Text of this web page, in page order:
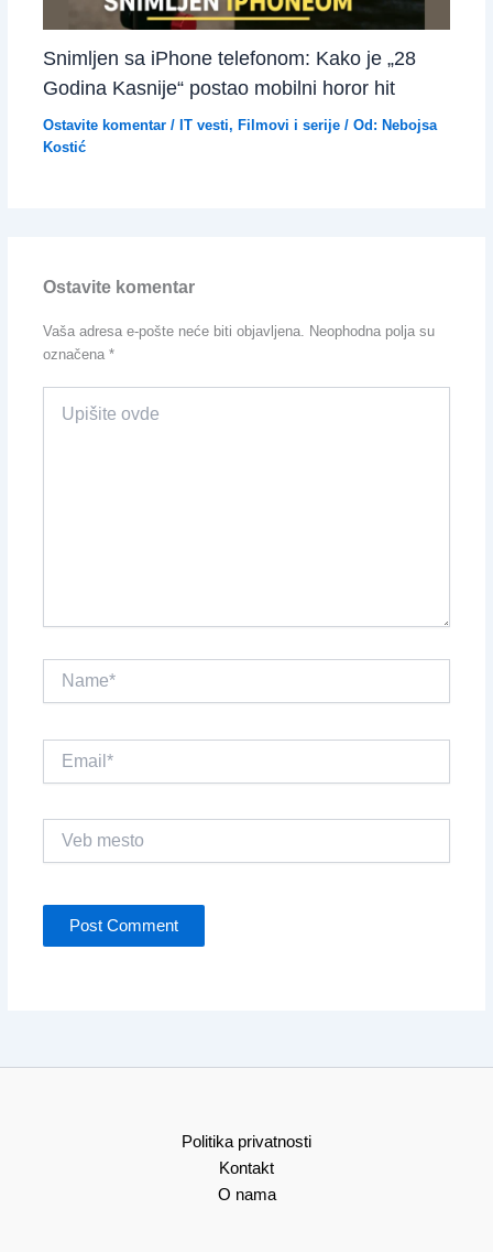
Snimljen sa iPhone telefonom: Kako je „28
Godina Kasnije“ postao mobilni horor hit
Ostavite komentar / IT vesti, Filmovi i serije/ Od: Nebojsa
Kostić
Ostavite komentar
Vaša adresa e-pošte neće biti objavljena.
Neophodna polja su
označena *
ovde
Name*
mesto
Politika privatnosti
Kontakt
O nama